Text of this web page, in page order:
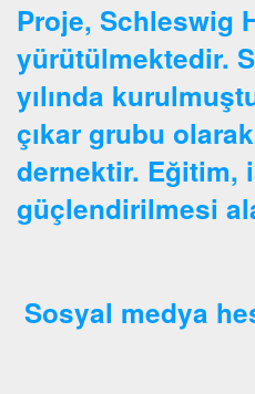
Proje, Schleswig
yürütülmektedir.
yılında
çıkar grubu
dernektir. Eğitim,
güçlendirilmesi
Sosyal medya